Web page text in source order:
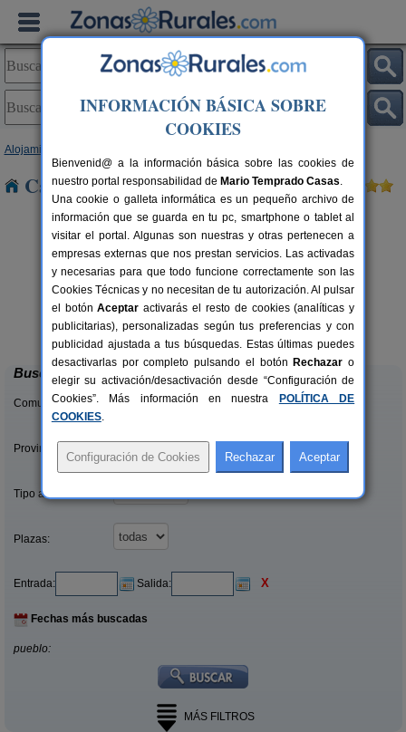
Alojamientos
Casas Rurales cerca de Molinicos
2-8 pers.
desde22 €
Casas Rurales Las Encinas
Bochorna (Albacete)
Buscar
Comunidades:
Provincias/Islas:
Tipo alquiler:
Plazas:
Entrada: Salida: X
Fechas más buscadas
pueblo:
MÁS FILTROS
INFORMACIÓN BÁSICA SOBRE
COOKIES
Bienvenid@ a la información básica sobre las cookies de
nuestro portal responsabilidad de Mario Temprado Casas.
Una cookie o galleta informática es un pequeño archivo de
información que se guarda en tu pc, smartphone o tablet al
visitar el portal. Algunas son nuestras y otras pertenecen a
empresas externas que nos prestan servicios. Las activadas
y necesarias para que todo funcione correctamente son las
Cookies Técnicas y no necesitan de tu autorización. Al pulsar
el botónAceptar activarás el resto de cookies (analíticas y
publicitarias), personalizadas según tus preferencias y con
publicidad ajustada a tus búsquedas. Estas últimas puedes
desactivarlas por completo pulsando el botón Rechazar o
elegir su activación/desactivación desde “Configuración de
Cookies”. Más información en nuestra
POLÍTICA DE
COOKIES.